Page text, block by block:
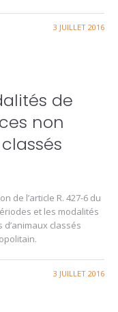
3 JUILLET 2016
de
non
de l’article R. 427-6 du
et les modalités
classés
3 JUILLET 2016